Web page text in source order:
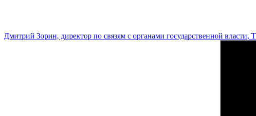
Дмитрий Зорин, директор по связям с органами государственной